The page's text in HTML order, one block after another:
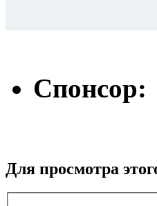
Спонсор:
Для просмотра